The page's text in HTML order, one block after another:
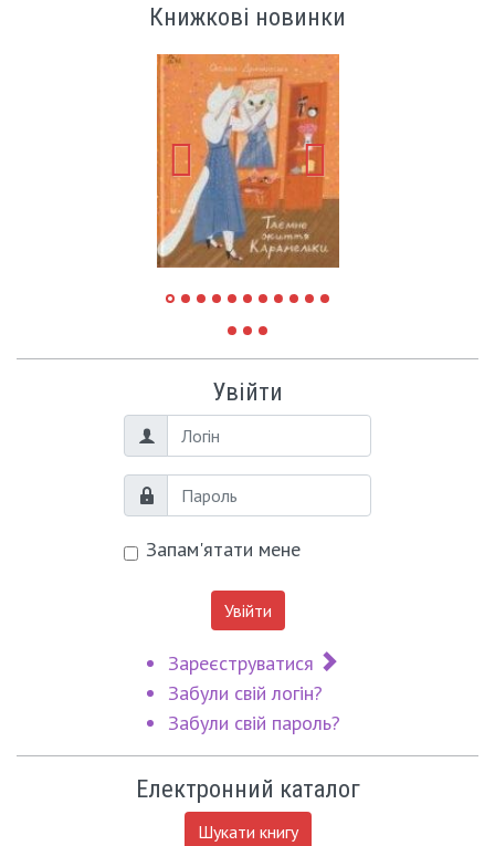
Книжкові новинки
Увійти
Логін
Пароль
Запам'ятати мене
Увійти
Зареєструватися
Забули свій логін?
Забули свій пароль?
Електронний каталог
Шукати книгу